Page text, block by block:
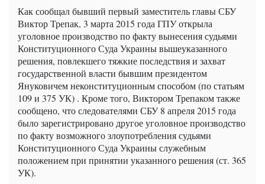
Как сообщал бывший первый заместитель главы СБУ
Виктор Трепак, 3 марта 2015 года ГПУ открыла
уголовное производство по факту вынесения судьями
Конституционного Суда Украины вышеуказанного
решения, повлекшего тяжкие последствия и захват
государственной власти бывшим президентом
Януковичем неконституционным способом (по статьям
109 и 375 УК) . Кроме того, Виктором Трепаком также
сообщено, что следователями СБУ 8 апреля 2015 года
было зарегистрировано другое уголовное производство
по факту возможного злоупотребления судьями
Конституционного Суда Украины служебным
положением при принятии указанного решения (ст. 365
УК).